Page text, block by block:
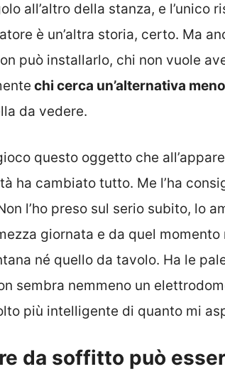
all’altro della stanza, e l’unico
è un’altra storia, certo. Ma
può installarlo, chi non vuole
chi cerca un’alternativa
da vedere.
questo oggetto che
ha cambiato tutto. Me l’ha
l’ho preso sul serio subito, lo
giornata e da quel momento
né quello da tavolo. Ha le
sembra nemmeno un
più intelligente di quanto mi
da soffitto può